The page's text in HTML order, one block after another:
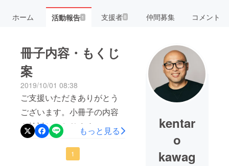
ホーム 活動報告1 支援者8 仲間募集 コメント
冊子内容・もくじ
案
2019/10/01 08:38
ご支援いただきありがとう
ございます。小冊子の内容
を検討しております。
2019.10.01 時点の状況で
す。【冊子内容・もくじ
もっと見る
1
kentar
o
kawag